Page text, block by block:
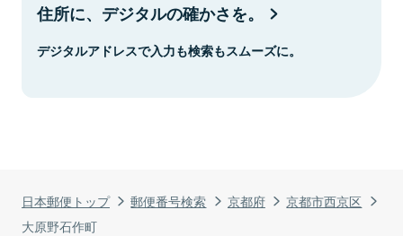
日本郵便トップ 郵便番号検索 京都府
京都市西京区
大原野石作町
住所に、デジタルの確かさを。
デジタルアドレスで入力も検索もスムーズに。